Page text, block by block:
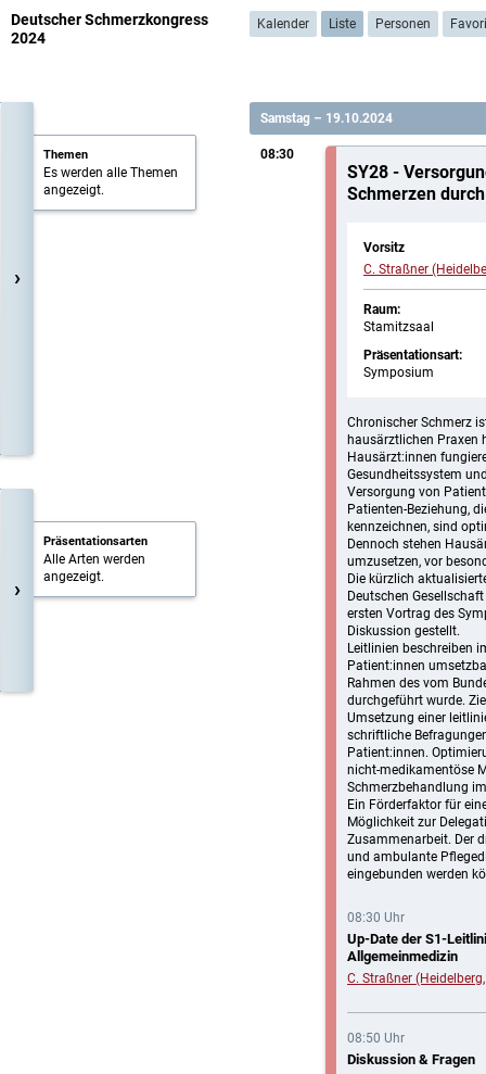
Deutscher Schmerzkongress
2024
Kalender Liste Personen
›
Themen
Es werden alle Themen
angezeigt.
›
Präsentationsarten
Alle Arten werden
angezeigt.
Samstag – 19.10.2024
08:30
SY28 -
Schmerzen
Vorsitz
C. Straßner
Raum:
Stamitzsaal
Präsentationsart:
Symposium
Chronischer Schmerz
hausärztlichen Praxen
Hausärzt:innen
Gesundheitssystem
Versorgung von
Patienten-Beziehung,
kennzeichnen, sind
Dennoch stehen
umzusetzen, vor
Die kürzlich
Deutschen
ersten Vortrag des
Diskussion gestellt.
Leitlinien beschreiben
Patient:innen
Rahmen des vom
durchgeführt wurde.
Umsetzung einer
schriftliche
Patient:innen.
nicht-medikamentöse
Schmerzbehandlung
Ein Förderfaktor für
Möglichkeit zur
Zusammenarbeit. Der
und ambulante
eingebunden werden
08:30 Uhr
Up-Date der S1-
Allgemeinmedizin
C. Straßner
08:50 Uhr
Diskussion & Fragen